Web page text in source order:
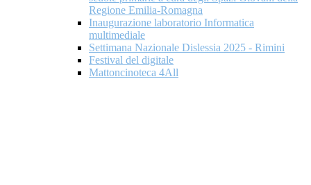
Regione Emilia-Romagna
Inaugurazione laboratorio Informatica
multimediale
Settimana Nazionale Dislessia 2025 - Rimini
Festival del digitale
Mattoncinoteca 4All